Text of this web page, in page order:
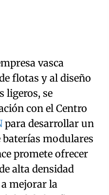
vasca
flotas y al diseño
ligeros, se
con el Centro
para desarrollar un
modulares
promete ofrecer
alta densidad
mejorar la